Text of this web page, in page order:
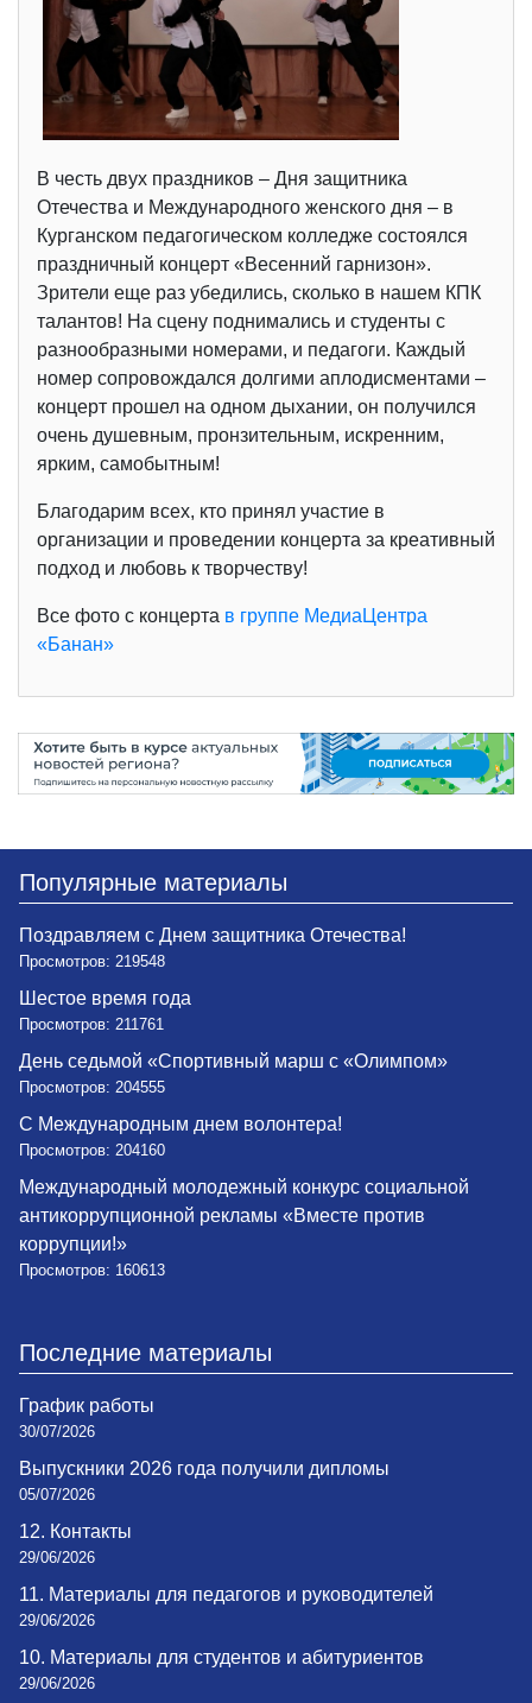
В честь двух праздников – Дня защитника
Отечества и Международного женского дня – в
Курганском педагогическом колледже состоялся
праздничный концерт «Весенний гарнизон».
Зрители еще раз убедились, сколько в нашем КПК
талантов! На сцену поднимались и студенты с
разнообразными номерами, и педагоги. Каждый
номер сопровождался долгими аплодисментами –
концерт прошел на одном дыхании, он получился
очень душевным, пронзительным, искренним,
ярким, самобытным!
Благодарим всех, кто принял участие в
организации и проведении концерта за креативный
подход и любовь к творчеству!
Все фото с концерта в группе МедиаЦентра
«Банан»
Популярные материалы
Поздравляем с Днем защитника Отечества!
Просмотров: 219548
Шестое время года
Просмотров: 211761
День седьмой «Спортивный марш с «Олимпом»
Просмотров: 204555
С Международным днем волонтера!
Просмотров: 204160
Международный молодежный конкурс социальной
антикоррупционной рекламы «Вместе против
коррупции!»
Просмотров: 160613
Последние материалы
График работы
30/07/2026
Выпускники 2026 года получили дипломы
05/07/2026
12. Контакты
29/06/2026
11. Материалы для педагогов и руководителей
29/06/2026
10. Материалы для студентов и абитуриентов
29/06/2026